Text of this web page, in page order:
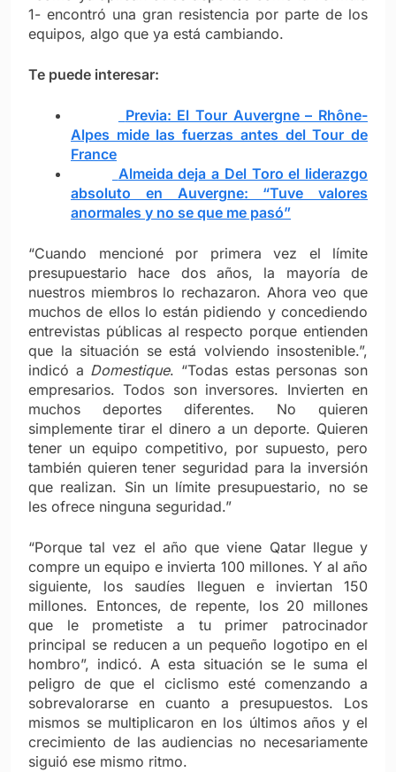
1- encontró una gran resistencia por parte de los
equipos, algo que ya está cambiando.
Te puede interesar:
Previa: El Tour Auvergne – Rhône-
Alpes mide las fuerzas antes del Tour de
France
Almeida deja a Del Toro el liderazgo
absoluto en Auvergne: “Tuve valores
anormales y no se que me pasó”
“Cuando mencioné por primera vez el límite
presupuestario hace dos años, la mayoría de
nuestros miembros lo rechazaron. Ahora veo que
muchos de ellos lo están pidiendo y concediendo
entrevistas públicas al respecto porque entienden
que la situación se está volviendo insostenible.”,
indicó a Domestique. “Todas estas personas son
empresarios. Todos son inversores. Invierten en
muchos deportes diferentes. No quieren
simplemente tirar el dinero a un deporte. Quieren
tener un equipo competitivo, por supuesto, pero
también quieren tener seguridad para la inversión
que realizan. Sin un límite presupuestario, no se
les ofrece ninguna seguridad.”
“Porque tal vez el año que viene Qatar llegue y
compre un equipo e invierta 100 millones. Y al año
siguiente, los saudíes lleguen e inviertan 150
millones. Entonces, de repente, los 20 millones
que le prometiste a tu primer patrocinador
principal se reducen a un pequeño logotipo en el
hombro”, indicó. A esta situación se le suma el
peligro de que el ciclismo esté comenzando a
sobrevalorarse en cuanto a presupuestos. Los
mismos se multiplicaron en los últimos años y el
crecimiento de las audiencias no necesariamente
siguió ese mismo ritmo.